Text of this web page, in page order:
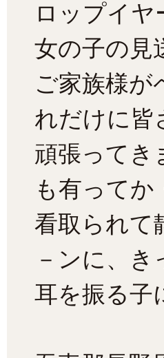
ロップイ
女の子の見
ご家族様が
れだけに皆
頑張ってき
も有ってか
看取られて
－ンに、
耳を振る子